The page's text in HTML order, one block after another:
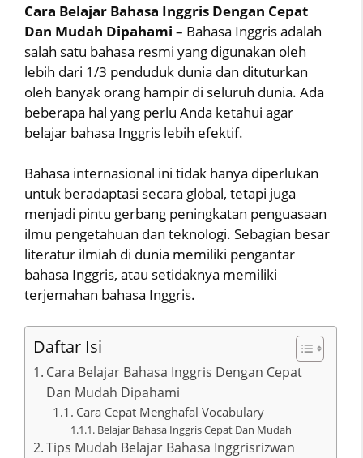
Cara Belajar Bahasa Inggris Dengan Cepat
Dan Mudah Dipahami – Bahasa Inggris adalah
salah satu bahasa resmi yang digunakan oleh
lebih dari 1/3 penduduk dunia dan dituturkan
oleh banyak orang hampir di seluruh dunia. Ada
beberapa hal yang perlu Anda ketahui agar
belajar bahasa Inggris lebih efektif.
Bahasa internasional ini tidak hanya diperlukan
untuk beradaptasi secara global, tetapi juga
menjadi pintu gerbang peningkatan penguasaan
ilmu pengetahuan dan teknologi. Sebagian besar
literatur ilmiah di dunia memiliki pengantar
bahasa Inggris, atau setidaknya memiliki
terjemahan bahasa Inggris.
Daftar Isi
Cara Belajar Bahasa Inggris Dengan Cepat
Dan Mudah Dipahami
Cara Cepat Menghafal Vocabulary
Belajar Bahasa Inggris Cepat Dan Mudah
Tips Mudah Belajar Bahasa Inggrisrizwan